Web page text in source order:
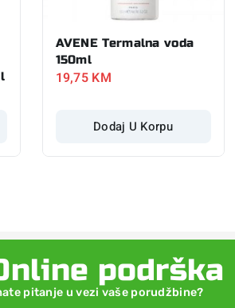
AVENE Termalna voda
150ml
19,75 KM
Dodaj U Korpu
podrška
pitanje u vezi vaše porudžbine?